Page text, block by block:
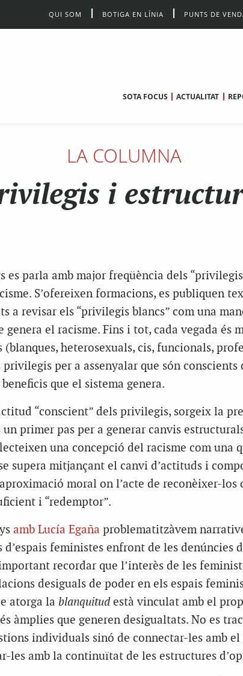
QUI SOM BOTIGA EN LÍNIA PUNTS DE
SOTA FOCUS ACTUALITAT
LA COLUMNA
i
es parla amb major freqüència dels
S’ofereixen formacions, es publiquen
a revisar els “privilegis blancs” com una
genera el racisme. Fins i tot, cada vegada és
(blanques, heterosexuals, cis, funcionals,
privilegis per a assenyalar que són conscients
que el sistema genera.
“conscient” dels privilegis, sorgeix la
primer pas per a generar canvis
una concepció del racisme com una
supera mitjançant el canvi d’actituds i
moral on l’acte de reconèixer-los
i “redemptor”.
amb Lucía Egaña problematitzàvem
feministes enfront de les denúncies
recordar que l’interès de les
desiguals de poder en els espais
atorga la blanquitudestà vinculat amb el
àmplies que generen desigualtats. No es
individuals sinó de connectar-les amb el
les amb la continuïtat de les estructures